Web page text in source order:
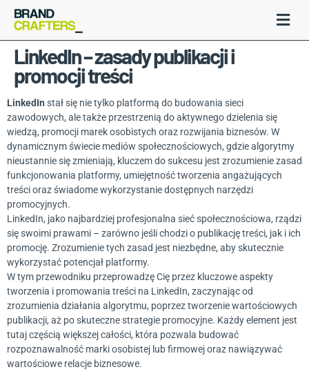
LinkedIn – zasady publikacji i
promocji treści
LinkedIn stał się nie tylko platformą do budowania sieci
zawodowych, ale także przestrzenią do aktywnego dzielenia się
wiedzą, promocji marek osobistych oraz rozwijania biznesów. W
dynamicznym świecie mediów społecznościowych, gdzie algorytmy
nieustannie się zmieniają, kluczem do sukcesu jest zrozumienie zasad
funkcjonowania platformy, umiejętność tworzenia angażujących
treści oraz świadome wykorzystanie dostępnych narzędzi
promocyjnych.
LinkedIn, jako najbardziej profesjonalna sieć społecznościowa, rządzi
się swoimi prawami – zarówno jeśli chodzi o publikację treści, jak i ich
promocję. Zrozumienie tych zasad jest niezbędne, aby skutecznie
wykorzystać potencjał platformy.
W tym przewodniku przeprowadzę Cię przez kluczowe aspekty
tworzenia i promowania treści na LinkedIn, zaczynając od
zrozumienia działania algorytmu, poprzez tworzenie wartościowych
publikacji, aż po skuteczne strategie promocyjne. Każdy element jest
tutaj częścią większej całości, która pozwala budować
rozpoznawalność marki osobistej lub firmowej oraz nawiązywać
wartościowe relacje biznesowe.